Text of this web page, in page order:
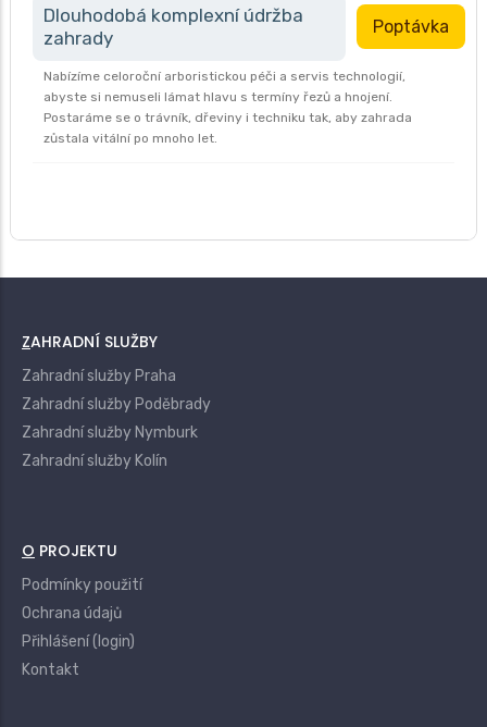
Dlouhodobá komplexní údržba
zahrady
Poptávka
Nabízíme celoroční arboristickou péči a servis technologií,
abyste si nemuseli lámat hlavu s termíny řezů a hnojení.
Postaráme se o trávník, dřeviny i techniku tak, aby zahrada
zůstala vitální po mnoho let.
ZAHRADNÍ SLUŽBY
Zahradní služby Praha
Zahradní služby Poděbrady
Zahradní služby Nymburk
Zahradní služby Kolín
O PROJEKTU
Podmínky použití
Ochrana údajů
Přihlášení (login)
Kontakt